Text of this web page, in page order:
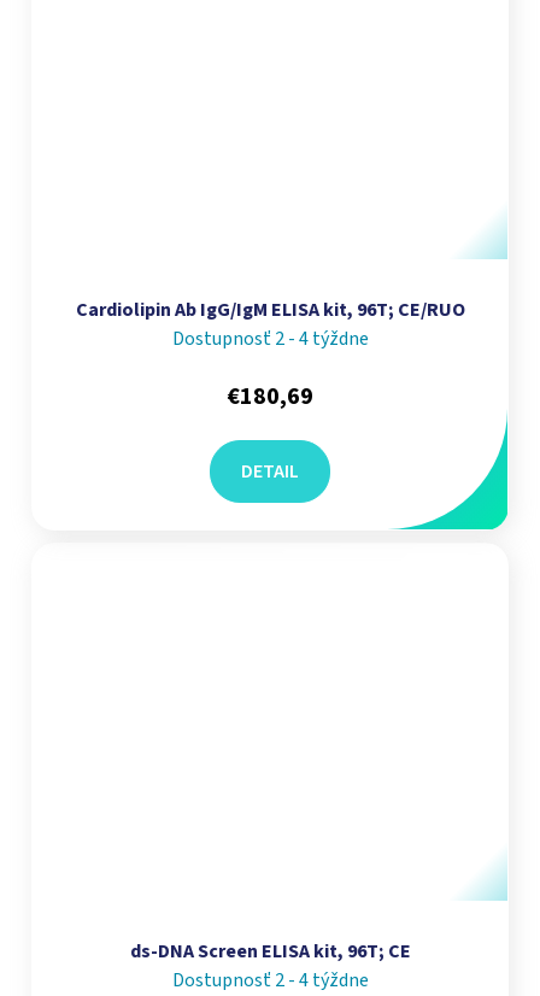
Cardiolipin Ab IgG/IgM ELISA kit, 96T; CE/RUO
Dostupnosť 2 - 4 týždne
€180,69
DETAIL
ds-DNA Screen ELISA kit, 96T; CE
Dostupnosť 2 - 4 týždne